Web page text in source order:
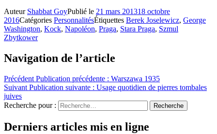
Auteur Shabbat GoyPublié le 21 mars 201318 octobre
2016Catégories PersonnalitésÉtiquettes Berek Joselewicz, George
Washington, Kock, Napoléon, Praga, Stara Praga, Szmul
Zbytkower
Navigation de l’article
Précédent Publication précédente : Warszawa 1935
Suivant Publication suivante : Usage quotidien de pierres tombales
juives
Recherche pour :
Recherche
Derniers articles mis en ligne